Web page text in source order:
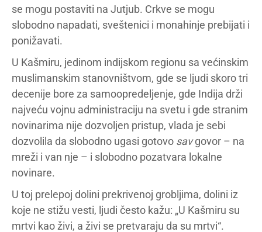
se mogu postaviti na Jutjub. Crkve se mogu
slobodno napadati, sveštenici i monahinje prebijati i
ponižavati.
U Kašmiru, jedinom indijskom regionu sa većinskim
muslimanskim stanovništvom, gde se ljudi skoro tri
decenije bore za samoopredeljenje, gde Indija drži
najveću vojnu administraciju na svetu i gde stranim
novinarima nije dozvoljen pristup, vlada je sebi
dozvolila da slobodno ugasi gotovo savgovor – na
mreži i van nje – i slobodno pozatvara lokalne
novinare.
U toj prelepoj dolini prekrivenoj grobljima, dolini iz
koje ne stižu vesti, ljudi često kažu: „U Kašmiru su
mrtvi kao živi, a živi se pretvaraju da su mrtvi“.